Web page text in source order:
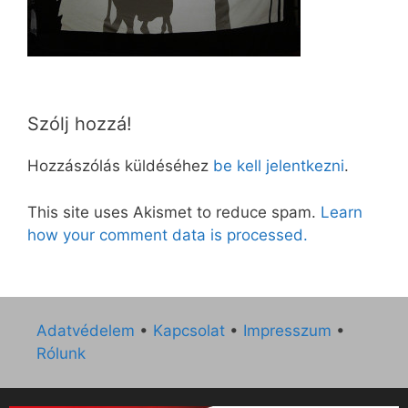
Szólj hozzá!
Hozzászólás küldéséhez be kell jelentkezni.
This site uses Akismet to reduce spam. Learn
how your comment data is processed.
Adatvédelem • Kapcsolat • Impresszum •
Rólunk